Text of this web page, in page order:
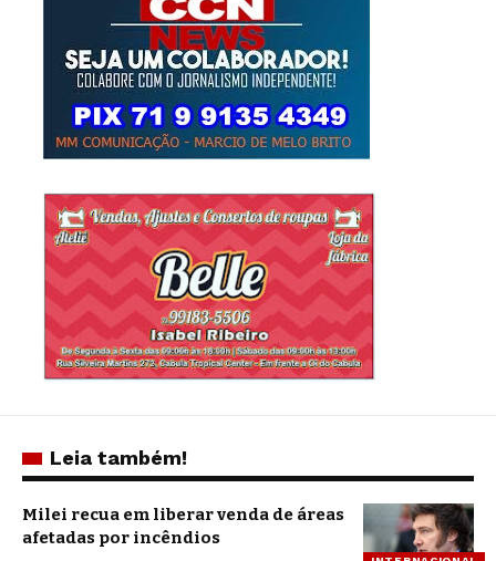
Leia também!
Milei recua em liberar venda de áreas
afetadas por incêndios